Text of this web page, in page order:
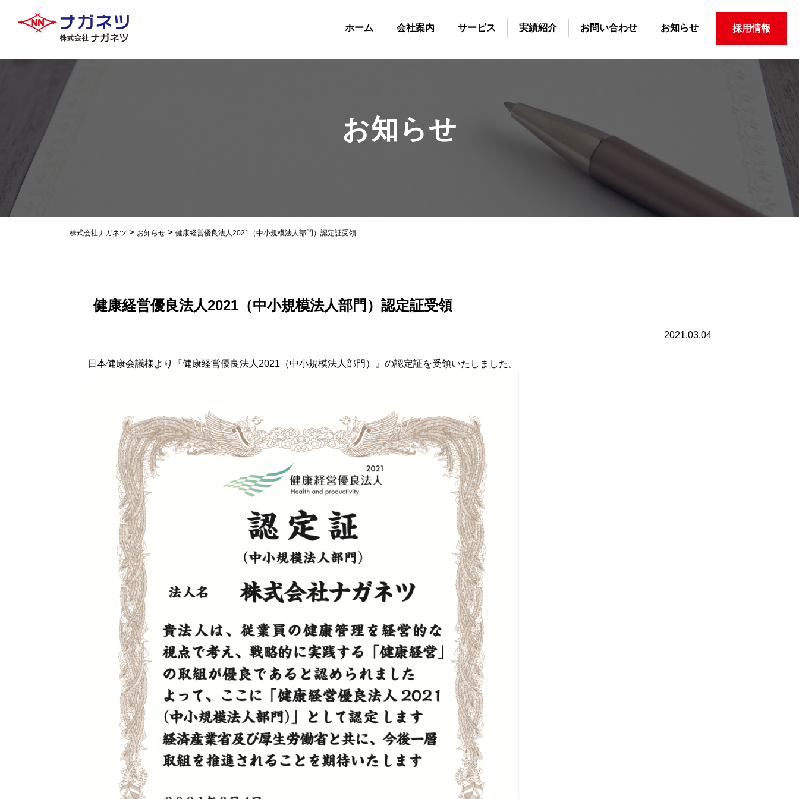
ホーム 会社案内 サービス 実績紹介 お問い合わせ お知らせ 採用情報
お知らせ
株式会社ナガネツ > お知らせ > 健康経営優良法人2021（中小規模法人部門）認定証受領
健康経営優良法人2021（中小規模法人部門）認定証受領
2021.03.04
日本健康会議様より『健康経営優良法人2021（中小規模法人部門）』の認定証を受領いたしました。